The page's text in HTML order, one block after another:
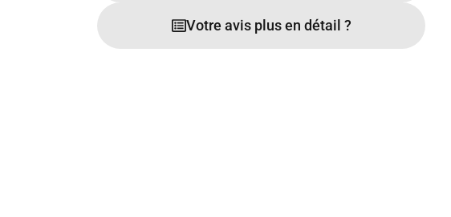
Votre avis plus en détail ?